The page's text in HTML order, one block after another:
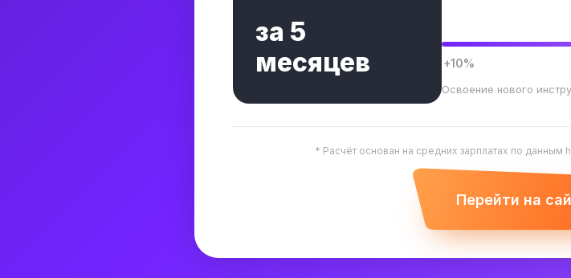
за 5
месяцев
+10%
Освоение нового
* Расчёт основан на средних зарплатах по данным
Перейти на